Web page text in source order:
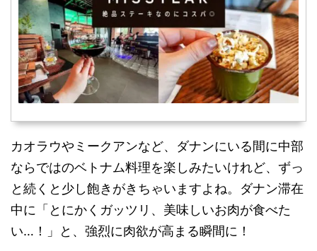
カオラウやミークアンなど、ダナンにいる間に中部
ならではのベトナム料理を楽しみたいけれど、ずっ
と続くと少し飽きがきちゃいますよね。ダナン滞在
中に「とにかくガッツリ、美味しいお肉が食べた
い…！」と、強烈に肉欲が高まる瞬間に！